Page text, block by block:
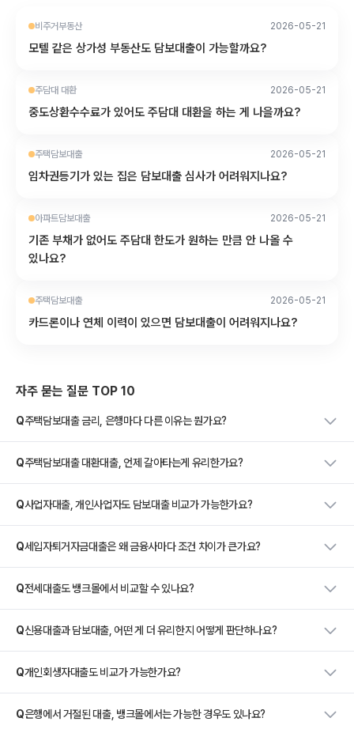
비주거부동산 2026-05-21
모텔 같은 상가성 부동산도 담보대출이 가능할까요?
주담대 대환 2026-05-21
중도상환수수료가 있어도 주담대 대환을 하는 게 나을까요?
주택담보대출 2026-05-21
임차권등기가 있는 집은 담보대출 심사가 어려워지나요?
아파트담보대출 2026-05-21
기존 부채가 없어도 주담대 한도가 원하는 만큼 안 나올 수
있나요?
주택담보대출 2026-05-21
카드론이나 연체 이력이 있으면 담보대출이 어려워지나요?
자주 묻는 질문 TOP 10
Q주택담보대출 금리, 은행마다 다른 이유는 뭔가요?
Q주택담보대출 대환대출, 언제 갈아타는게 유리한가요?
Q사업자대출, 개인사업자도 담보대출 비교가 가능한가요?
Q세입자퇴거자금대출은 왜 금융사마다 조건 차이가 큰가요?
Q전세대출도 뱅크몰에서 비교할 수 있나요?
Q신용대출과 담보대출, 어떤 게 더 유리한지 어떻게 판단하나요?
Q개인회생자대출도 비교가 가능한가요?
Q은행에서 거절된 대출, 뱅크몰에서는 가능한 경우도 있나요?